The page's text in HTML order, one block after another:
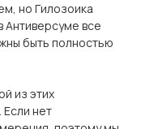
но Гилозоика
Антиверсуме все
быть полностью
из этих
Если нет